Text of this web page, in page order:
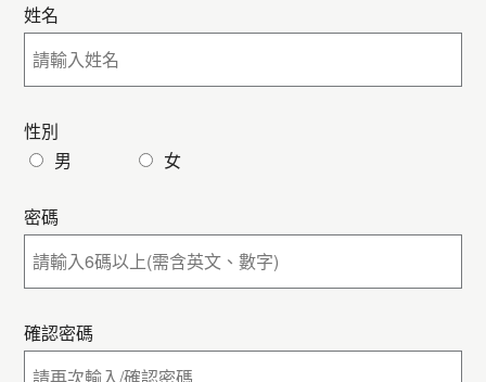
姓名
性別
男
女
密碼
確認密碼